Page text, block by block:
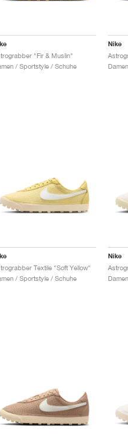
"Fir & Muslin"
/ Sportstyle / Schuhe
Nike
Textile "Soft Yellow"
/ Sportstyle / Schuhe
Nike